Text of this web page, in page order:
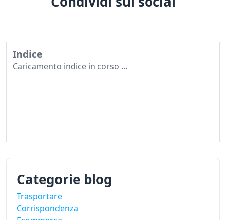
Indice
Caricamento indice in corso ...
Categorie blog
Trasportare
Corrispondenza